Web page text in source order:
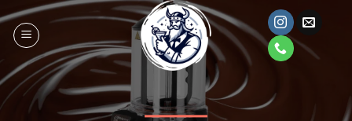
Zum
Inhalt
springen